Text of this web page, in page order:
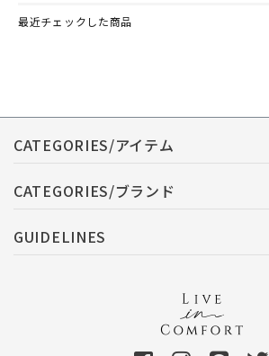
最近チェックした商品
CATEGORIES/アイテム
CATEGORIES/ブランド
GUIDELINES